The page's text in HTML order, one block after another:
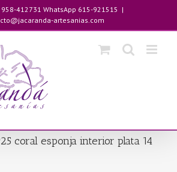
412731 WhatsApp 615-921515 |
artesanias.com
coral esponja interior plata 14